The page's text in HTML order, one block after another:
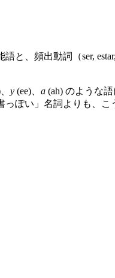
と、頻出動詞（ser,
y (ee)、 a (ah) のような語
ぽい」名詞よりも、こ